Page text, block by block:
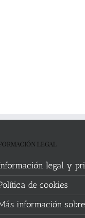
LEGAL
legal y
de cookies
información